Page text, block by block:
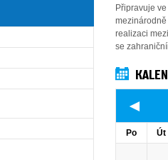
Připravuje
realizaci
se
◄
Po Út